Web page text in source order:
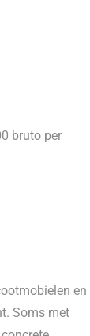
bruto per
en
Soms met